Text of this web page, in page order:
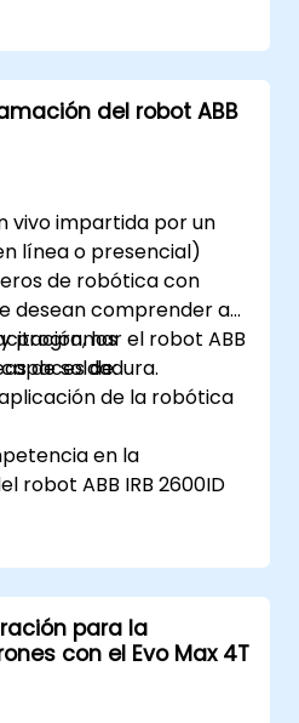
precisión en diversos
de rutina y
comunes.
de seguridad durante
del robot ABB
vivo impartida por un
línea o presencial)
de robótica con
desean comprender a
programar el robot ABB
de soldadura.
los
de:
de la robótica
en la
robot ABB IRB 2600ID
el robot ABB IRB
segura y eficiente.
estándares y
seguridad relevantes
de soldadura robótica.
para la
con el Evo Max 4T